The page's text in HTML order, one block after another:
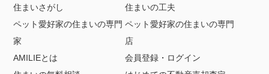
住まいさがし
住まいの工夫
ペット愛好家の住まいの専門
家
ペット愛好家の住まいの専門
店
AMILIEとは
会員登録・ログイン